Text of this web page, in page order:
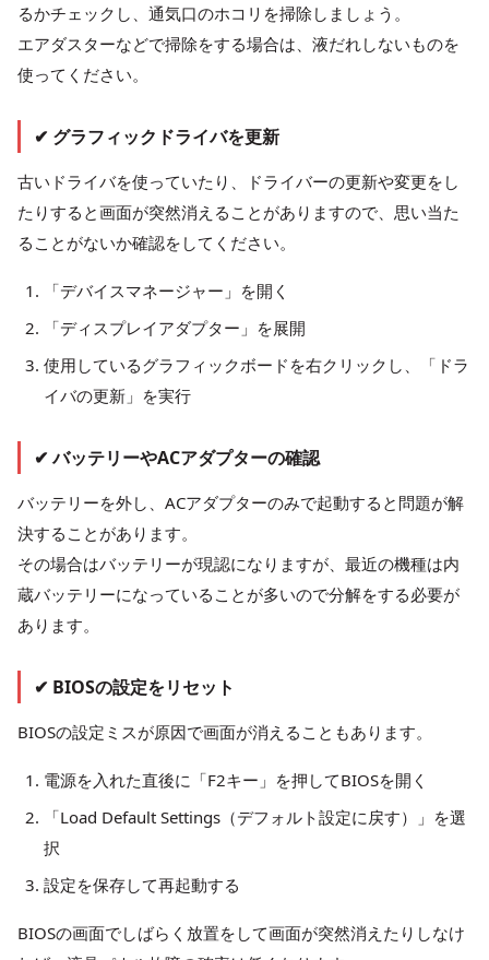
るかチェックし、通気口のホコリを掃除しましょう。
エアダスターなどで掃除をする場合は、液だれしないものを
使ってください。
✔ グラフィックドライバを更新
古いドライバを使っていたり、ドライバーの更新や変更をし
たりすると画面が突然消えることがありますので、思い当た
ることがないか確認をしてください。
「デバイスマネージャー」を開く
「ディスプレイアダプター」を展開
使用しているグラフィックボードを右クリックし、「ドラ
イバの更新」を実行
✔ バッテリーやACアダプターの確認
バッテリーを外し、ACアダプターのみで起動すると問題が解
決することがあります。
その場合はバッテリーが現認になりますが、最近の機種は内
蔵バッテリーになっていることが多いので分解をする必要が
あります。
✔ BIOSの設定をリセット
BIOSの設定ミスが原因で画面が消えることもあります。
電源を入れた直後に「F2キー」を押してBIOSを開く
「Load Default Settings（デフォルト設定に戻す）」を選
択
設定を保存して再起動する
BIOSの画面でしばらく放置をして画面が突然消えたりしなけ